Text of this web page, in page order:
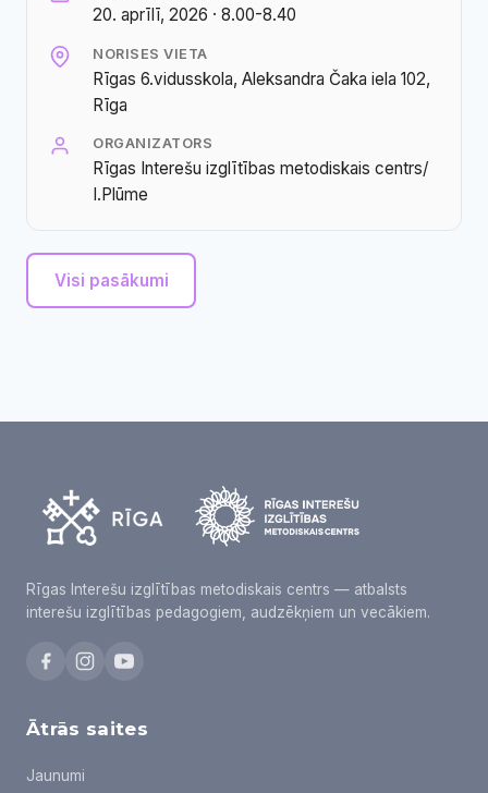
20. aprīlī, 2026 · 8.00-8.40
NORISES VIETA
Rīgas 6.vidusskola, Aleksandra Čaka iela 102,
Rīga
ORGANIZATORS
Rīgas Interešu izglītības metodiskais centrs/
I.Plūme
Visi pasākumi
Rīgas Interešu izglītības metodiskais centrs — atbalsts
interešu izglītības pedagogiem, audzēkņiem un vecākiem.
Ātrās saites
Jaunumi